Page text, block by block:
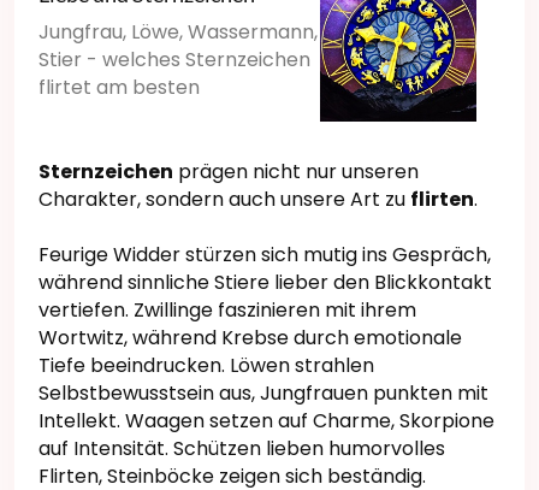
Jungfrau, Löwe, Wassermann,
Stier - welches Sternzeichen
flirtet am besten
Sternzeichen prägen nicht nur unseren
Charakter, sondern auch unsere Art zu flirten.
Feurige Widder stürzen sich mutig ins Gespräch,
während sinnliche Stiere lieber den Blickkontakt
vertiefen. Zwillinge faszinieren mit ihrem
Wortwitz, während Krebse durch emotionale
Tiefe beeindrucken. Löwen strahlen
Selbstbewusstsein aus, Jungfrauen punkten mit
Intellekt. Waagen setzen auf Charme, Skorpione
auf Intensität. Schützen lieben humorvolles
Flirten, Steinböcke zeigen sich beständig.